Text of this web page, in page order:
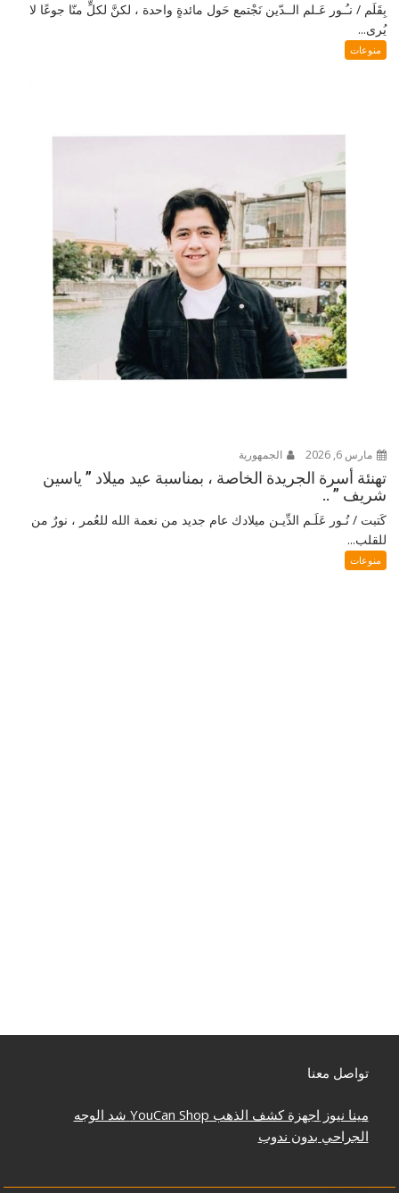
بِقَلَم / نـُـور عَـلم الــدّين نَجْتمع حَول مائدةٍ واحدة ، لكنَّ لكلٍّ منّا جوعًا لا
يُرى...
منوعات
مارس 6, 2026 الجمهورية
تهنئة أسرة الجريدة الخاصة ، بمناسبة عيد ميلاد ” ياسين
شريف ” ..
كَتبت / نُـور عَلَـم الدِّيـن ميلادك عام جديد من نعمة الله للعُمر ، نورٌ من
للقلب...
منوعات
تواصل معنا
مينا نيوز اجهزة كشف الذهب YouCan Shop شد الوجه
الجراحي بدون ندوب